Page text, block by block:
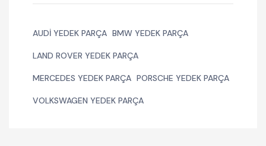
AUDI YEDEK PARÇA BMW YEDEK PARÇA
LAND ROVER YEDEK PARÇA
MERCEDES YEDEK PARÇA PORSCHE YEDEK PARÇA
VOLKSWAGEN YEDEK PARÇA